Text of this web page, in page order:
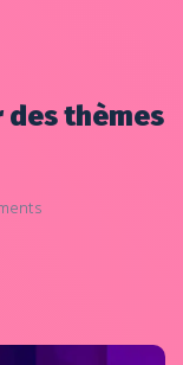
des thèmes